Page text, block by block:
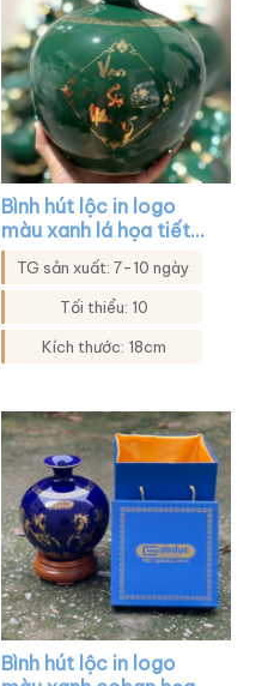
Bình hút lộc in logo
màu xanh lá họa tiết
cửu ngư quần hội XG-
BHL16
TG sản xuất: 7-10 ngày
Tối thiểu: 10
Kích thước: 18cm
Bình hút lộc in logo